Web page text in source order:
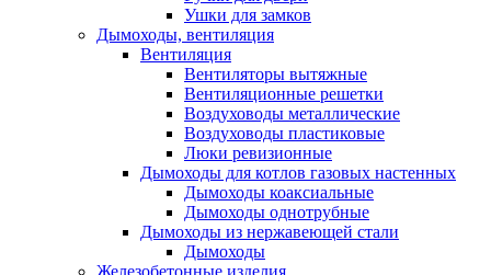
Ушки для замков
Дымоходы, вентиляция
Вентиляция
Вентиляторы вытяжные
Вентиляционные решетки
Воздуховоды металлические
Воздуховоды пластиковые
Люки ревизионные
Дымоходы для котлов газовых настенных
Дымоходы коаксиальные
Дымоходы однотрубные
Дымоходы из нержавеющей стали
Дымоходы
Железобетонные изделия